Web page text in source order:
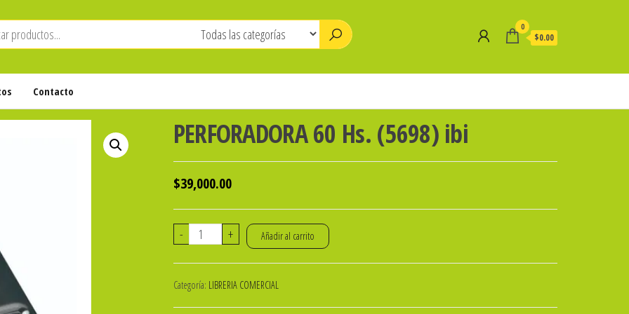
0
$0.00
Contacto
PERFORADORA 60 Hs. (5698) ibi
$39,000.00
-
PERFORADORA
(5698)
+ Añadir al carrito
Categoría: LIBRERIA COMERCIAL